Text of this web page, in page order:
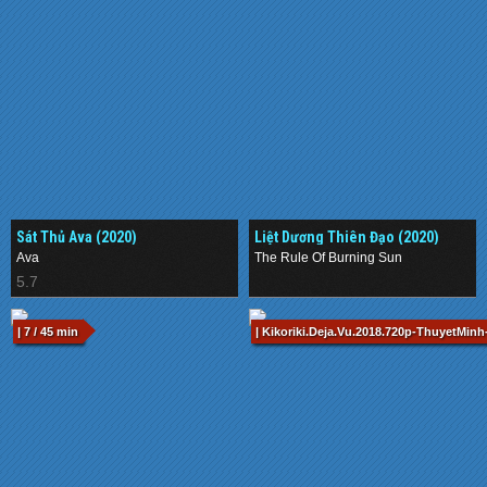
Sát Thủ Ava (2020)
Ava
5.7
Liệt Dương Thiên Đạo (2020)
The Rule Of Burning Sun
| 7 / 45 min | Kikoriki.Deja.Vu.2018.720p-